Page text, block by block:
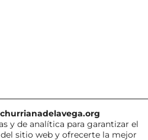
y de analítica para garantizar el
sitio web y ofrecerte la mejor